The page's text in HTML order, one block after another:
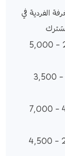
الفردية في
2,500 – 5,000
1,800 – 3,500
4,000 – 7,000
2,000 – 4,500